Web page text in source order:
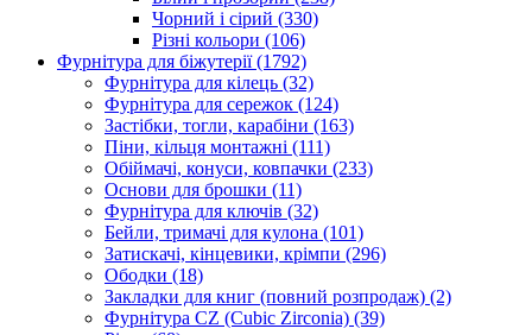
Чорний і сірий (330)
Різні кольори (106)
Фурнітура для біжутерії(1792)
Фурнітура для кілець (32)
Фурнітура для сережок (124)
Застібки, тогли, карабіни (163)
Піни, кільця монтажні (111)
Обіймачі, конуси, ковпачки (233)
Основи для брошки (11)
Фурнітура для ключів (32)
Бейли, тримачі для кулона (101)
Затискачі, кінцевики, крімпи (296)
Ободки (18)
Закладки для книг (повний розпродаж) (2)
Фурнітура CZ (Cubic Zirconia) (39)